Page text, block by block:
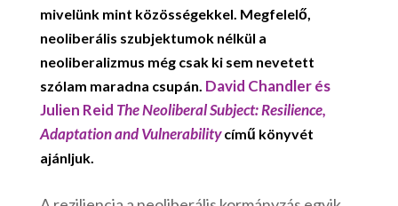
mivelünk mint közösségekkel. Megfelelő,
neoliberális szubjektumok nélkül a
neoliberalizmus még csak ki sem nevetett
szólam maradna csupán. David Chandler és
Julien Reid The Neoliberal Subject: Resilience,
Adaptation and Vulnerabilitycímű könyvét
ajánljuk.